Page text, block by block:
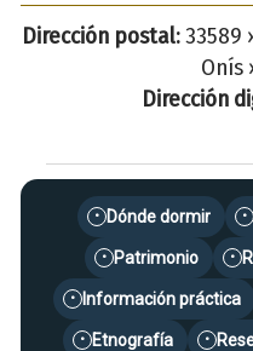
Dirección postal:33589
Onís
Dirección
• Dónde dormir •
• Patrimonio •
• Información práctica
• Etnografía •